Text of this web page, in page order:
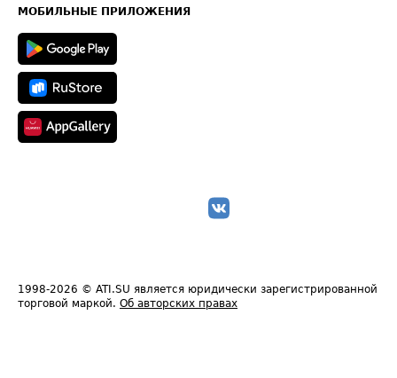
Техническая информация
МОБИЛЬНЫЕ ПРИЛОЖЕНИЯ
1998-2026 © ATI.SU является юридически зарегистрированной
торговой маркой. Об авторских правах